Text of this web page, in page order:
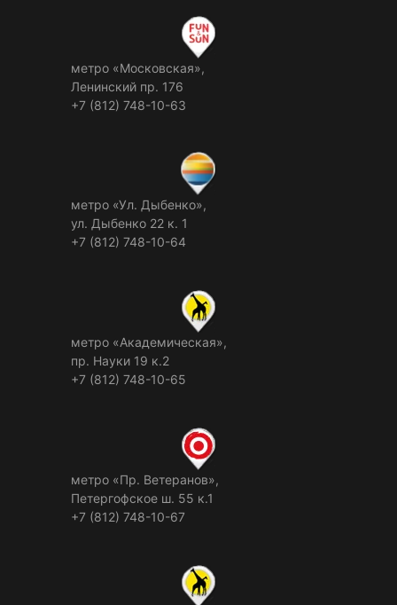
метро «Московская»,
Ленинский пр. 176
+7 (812) 748-10-63
метро «Ул. Дыбенко»,
ул. Дыбенко 22 к. 1
+7 (812) 748-10-64
метро «Академическая»,
пр. Науки 19 к.2
+7 (812) 748-10-65
метро «Пр. Ветеранов»,
Петергофское ш. 55 к.1
+7 (812) 748-10-67